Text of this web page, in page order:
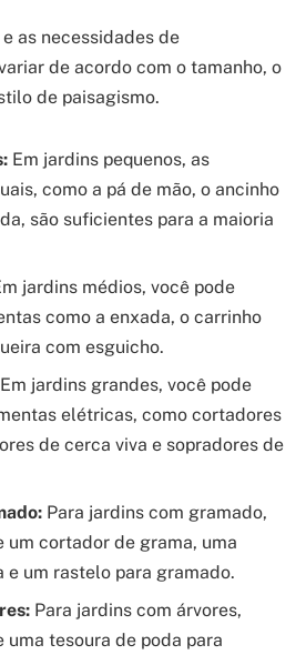
as necessidades de
de acordo com o tamanho, o
de paisagismo.
Em jardins pequenos, as
como a pá de mão, o ancinho
são suficientes para a maioria
jardins médios, você pode
como a enxada, o carrinho
com esguicho.
Em jardins grandes, você pode
elétricas, como cortadores
de cerca viva e sopradores de
Para jardins com gramado,
um cortador de grama, uma
e um rastelo para gramado.
Para jardins com árvores,
uma tesoura de poda para